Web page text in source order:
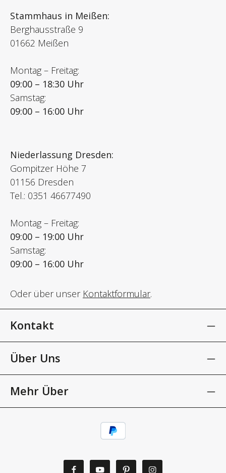
Stammhaus in Meißen:
Berghausstraße 9
01662 Meißen
Montag – Freitag:
09:00 – 18:30 Uhr
Samstag:
09:00 – 16:00 Uhr
Niederlassung Dresden:
Gompitzer Höhe 7
01156 Dresden
Tel.: 0351 46677490
Montag – Freitag:
09:00 – 19:00 Uhr
Samstag:
09:00 – 16:00 Uhr
Oder über unser Kontaktformular.
Kontakt
Über Uns
Mehr Über